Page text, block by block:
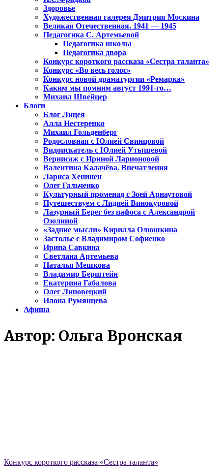
Здоровье
Художественная галерея Дмитрия Москина
Великая Отечественная. 1941 — 1945
Педагогика С. Артемьевой
Педагогика школы
Педагогика двора
Конкурс короткого рассказа «Сестра таланта»
Конкурс «Во весь голос»
Конкурс новой драматургии «Ремарка»
Каким мы помним август 1991-го…
Михаил Швейцер
Блоги
Блог Лицея
Алла Нестеренко
Михаил Гольденберг
Родословная с Юлией Свинцовой
Видоискатель с Юлией Утышевой
Вернисаж с Ириной Ларионовой
Валентина Калачёва. Впечатления
Лариса Хенинен
Олег Гальченко
Культурный променад с Зоей Арнаутовой
Путешествуем с Лидией Винокуровой
Лазурный Берег без пафоса с Александрой
Озолиной
«Задние мысли» Кирилла Олюшкина
Застолье с Владимиром Софиенко
Ирина Савкина
Светлана Артемьева
Наталья Мешкова
Владимир Берштейн
Екатерина Габалова
Олег Липовецкий
Илона Румянцева
Афиша
Автор: Ольга Вронская
Конкурс короткого рассказа «Сестра таланта»